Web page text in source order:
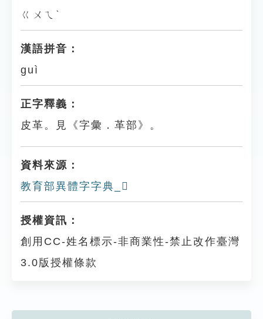
ㄍㄨㄟˋ
漢語拼音：
guì
正字釋義：
皮革。見《字彙．革部》。
資料來源：
教育部異體字字典_𩉝
授權資訊：
創用CC-姓名標示-非商業性-禁止改作臺灣
3.0版授權條款